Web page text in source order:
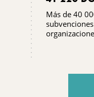
Más de 40